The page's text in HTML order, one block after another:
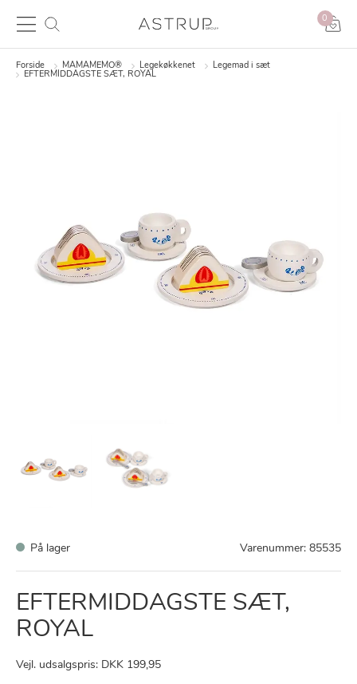
0
Forside MAMAMEMO® Legekøkkenet
Legemad i sæt
EFTERMIDDAGSTE SÆT, ROYAL
På lager Varenummer: 85535
EFTERMIDDAGSTE SÆT,
ROYAL
Vejl. udsalgspris: DKK 199,95